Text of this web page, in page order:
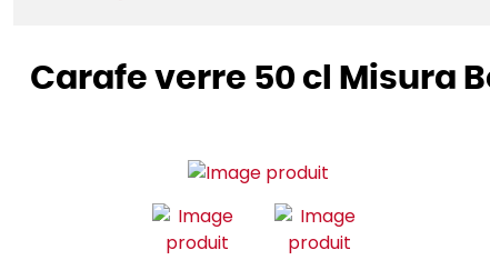
Carafe verre 50 cl Misura